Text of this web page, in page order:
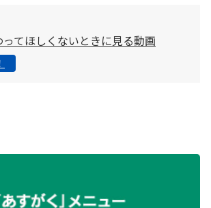
てほしくないときに見る動画